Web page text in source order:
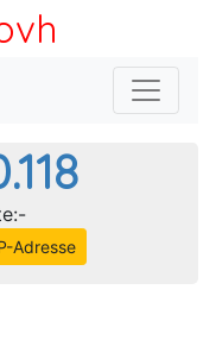
Adresse